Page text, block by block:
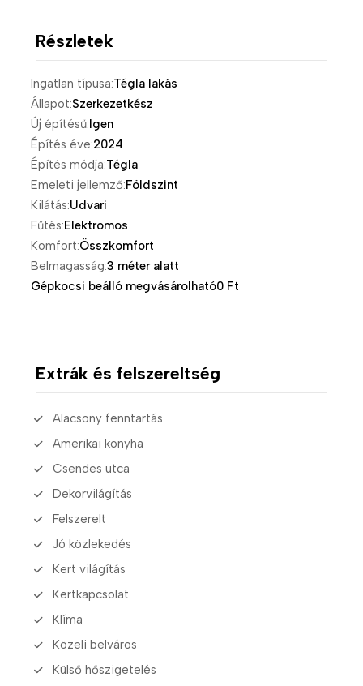
Részletek
Ingatlan típusa:Tégla lakás
Állapot:Szerkezetkész
Új építésű:Igen
Építés éve:2024
Építés módja:Tégla
Emeleti jellemző:Földszint
Kilátás:Udvari
Fűtés:Elektromos
Komfort:Összkomfort
Belmagasság:3 méter alatt
Gépkocsi beálló megvásárolható0 Ft
Extrák és felszereltség
Alacsony fenntartás
Amerikai konyha
Csendes utca
Dekorvilágítás
Felszerelt
Jó közlekedés
Kert világítás
Kertkapcsolat
Klíma
Közeli belváros
Külső hőszigetelés